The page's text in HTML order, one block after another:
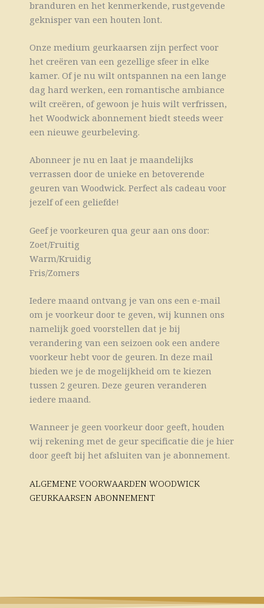
branduren en het kenmerkende, rustgevende
geknisper van een houten lont.
Onze medium geurkaarsen zijn perfect voor
het creëren van een gezellige sfeer in elke
kamer. Of je nu wilt ontspannen na een lange
dag hard werken, een romantische ambiance
wilt creëren, of gewoon je huis wilt verfrissen,
het Woodwick abonnement biedt steeds weer
een nieuwe geurbeleving.
Abonneer je nu en laat je maandelijks
verrassen door de unieke en betoverende
geuren van Woodwick. Perfect als cadeau voor
jezelf of een geliefde!
Geef je voorkeuren qua geur aan ons door:
Zoet/Fruitig
Warm/Kruidig
Fris/Zomers
Iedere maand ontvang je van ons een e-mail
om je voorkeur door te geven, wij kunnen ons
namelijk goed voorstellen dat je bij
verandering van een seizoen ook een andere
voorkeur hebt voor de geuren. In deze mail
bieden we je de mogelijkheid om te kiezen
tussen 2 geuren. Deze geuren veranderen
iedere maand.
Wanneer je geen voorkeur door geeft, houden
wij rekening met de geur specificatie die je hier
door geeft bij het afsluiten van je abonnement.
ALGEMENE VOORWAARDEN WOODWICK
GEURKAARSEN ABONNEMENT